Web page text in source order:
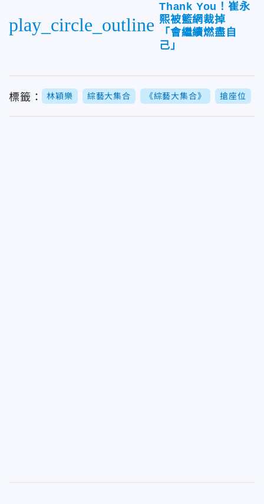
play_circle_outline
Thank You！崔永
熙被籃網裁掉
「會繼續燃盡自
己」
標籤： 林穎樂 綜藝大集合 《綜藝大集合》 搶座位